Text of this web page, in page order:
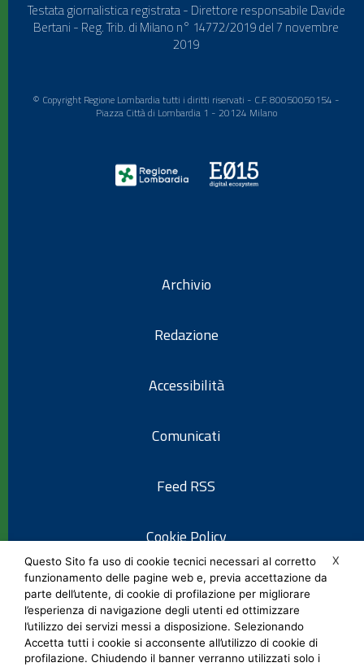
Testata giornalistica registrata - Direttore responsabile Davide
Bertani - Reg. Trib. di Milano n° 14772/2019 del 7 novembre
2019
© Copyright Regione Lombardia tutti i diritti riservati - C.F. 80050050154 -
Piazza Città di Lombardia 1 - 20124 Milano
Archivio
Redazione
Accessibilità
Comunicati
Feed RSS
Cookie Policy
Informativa privacy
Note legali
X
Questo Sito fa uso di cookie tecnici necessari al corretto
funzionamento delle pagine web e, previa accettazione da
parte dell’utente, di cookie di profilazione per migliorare
l’esperienza di navigazione degli utenti ed ottimizzare
l’utilizzo dei servizi messi a disposizione. Selezionando
Accetta tutti i cookie si acconsente all’utilizzo di cookie di
profilazione. Chiudendo il banner verranno utilizzati solo i